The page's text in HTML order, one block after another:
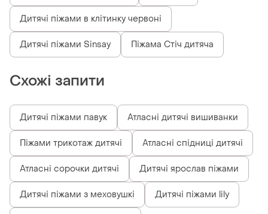
Дитячі піжами в клітинку червоні
Дитячі піжами Sinsay Піжама Стіч дитяча
Схожі запити
Дитячі піжами павук Атласні дитячі вишиванки
Піжами трикотаж дитячі Атласні спідниці дитячі
Атласні сорочки дитячі Дитячі ярослав піжами
Дитячі піжами з меховушкі Дитячі піжами lily